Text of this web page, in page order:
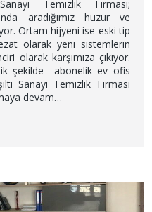
Temizlik Firması;
aradığımız huzur ve
Ortam hijyeni ise eski tip
olarak yeni sistemlerin
olarak karşımıza çıkıyor.
şekilde abonelik ev ofis
Sanayi Temizlik Firması
devam…